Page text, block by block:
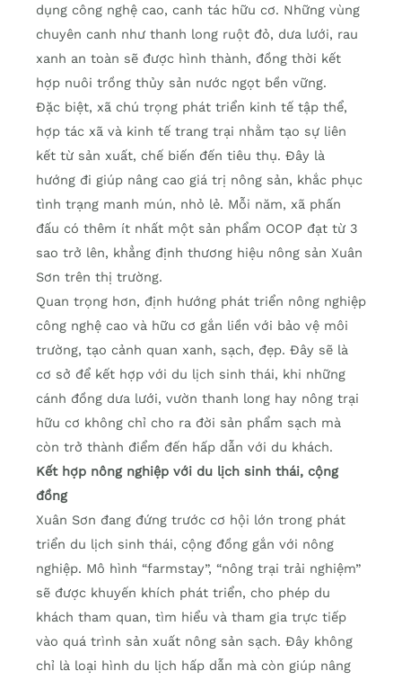
dụng công nghệ cao, canh tác hữu cơ. Những vùng
chuyên canh như thanh long ruột đỏ, dưa lưới, rau
xanh an toàn sẽ được hình thành, đồng thời kết
hợp nuôi trồng thủy sản nước ngọt bền vững.
Đặc biệt, xã chú trọng phát triển kinh tế tập thể,
hợp tác xã và kinh tế trang trại nhằm tạo sự liên
kết từ sản xuất, chế biến đến tiêu thụ. Đây là
hướng đi giúp nâng cao giá trị nông sản, khắc phục
tình trạng manh mún, nhỏ lẻ. Mỗi năm, xã phấn
đấu có thêm ít nhất một sản phẩm OCOP đạt từ 3
sao trở lên, khẳng định thương hiệu nông sản Xuân
Sơn trên thị trường.
Quan trọng hơn, định hướng phát triển nông nghiệp
công nghệ cao và hữu cơ gắn liền với bảo vệ môi
trường, tạo cảnh quan xanh, sạch, đẹp. Đây sẽ là
cơ sở để kết hợp với du lịch sinh thái, khi những
cánh đồng dưa lưới, vườn thanh long hay nông trại
hữu cơ không chỉ cho ra đời sản phẩm sạch mà
còn trở thành điểm đến hấp dẫn với du khách.
Kết hợp nông nghiệp với du lịch sinh thái, cộng
đồng
Xuân Sơn đang đứng trước cơ hội lớn trong phát
triển du lịch sinh thái, cộng đồng gắn với nông
nghiệp. Mô hình “farmstay”, “nông trại trải nghiệm”
sẽ được khuyến khích phát triển, cho phép du
khách tham quan, tìm hiểu và tham gia trực tiếp
vào quá trình sản xuất nông sản sạch. Đây không
chỉ là loại hình du lịch hấp dẫn mà còn giúp nâng